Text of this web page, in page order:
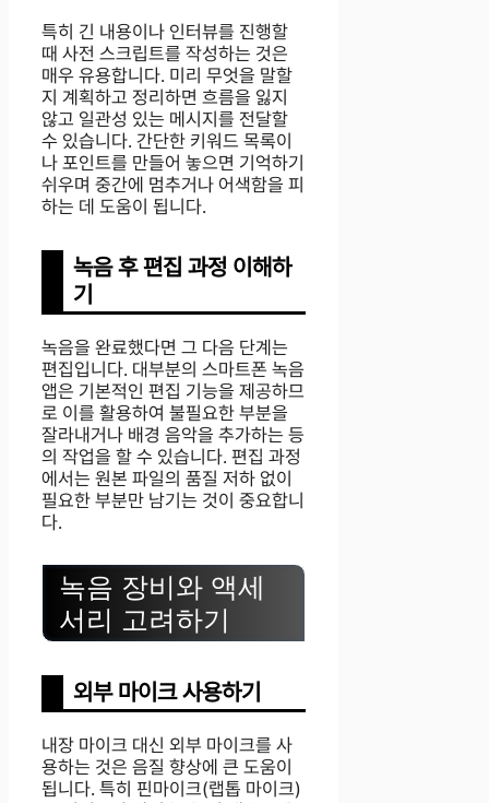
특히 긴 내용이나 인터뷰를 진행할
때 사전 스크립트를 작성하는 것은
매우 유용합니다. 미리 무엇을 말할
지 계획하고 정리하면 흐름을 잃지
않고 일관성 있는 메시지를 전달할
수 있습니다. 간단한 키워드 목록이
나 포인트를 만들어 놓으면 기억하기
쉬우며 중간에 멈추거나 어색함을 피
하는 데 도움이 됩니다.
녹음 후 편집 과정 이해하
기
녹음을 완료했다면 그 다음 단계는
편집입니다. 대부분의 스마트폰 녹음
앱은 기본적인 편집 기능을 제공하므
로 이를 활용하여 불필요한 부분을
잘라내거나 배경 음악을 추가하는 등
의 작업을 할 수 있습니다. 편집 과정
에서는 원본 파일의 품질 저하 없이
필요한 부분만 남기는 것이 중요합니
다.
녹음 장비와 액세
서리 고려하기
외부 마이크 사용하기
내장 마이크 대신 외부 마이크를 사
용하는 것은 음질 향상에 큰 도움이
됩니다. 특히 핀마이크(랩톱 마이크)